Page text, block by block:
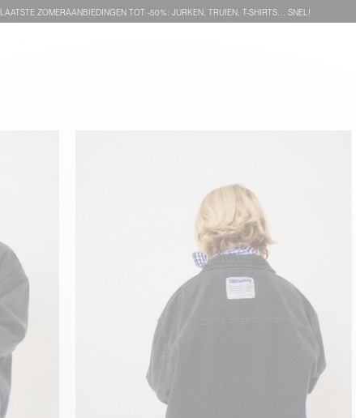
LAATSTE ZOMERAANBIEDINGEN TOT -50%: JURKEN, TRUIEN, T-SHIRTS… SNEL!